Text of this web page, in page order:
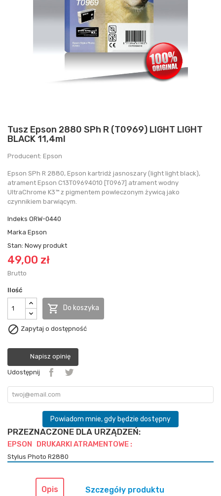
Tusz Epson 2880 SPh R (T0969) LIGHT LIGHT
BLACK 11,4ml
Producent: Epson
Epson SPh R 2880, Epson kartridż jasnoszary (light light black),
atrament Epson C13T09694010 [T0967] atrament wodny
UltraChrome K3™ z pigmentem powleczonym żywicą jako
czynnikiem barwiącym.
Indeks ORW-0440
Marka Epson
Stan: Nowy produkt
49,00 zł
Brutto
Ilość
 Do koszyka
 Zapytaj o dostępność
Napisz opinię
Udostępnij
Powiadom mnie, gdy będzie dostępny
PRZEZNACZONE DLA URZĄDZEŃ:
EPSON DRUKARKI ATRAMENTOWE :
Stylus Photo R2880
Opis Szczegóły produktu